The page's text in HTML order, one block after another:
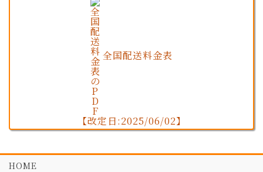
全国配送料金表
【改定日:2025/06/02】
HOME